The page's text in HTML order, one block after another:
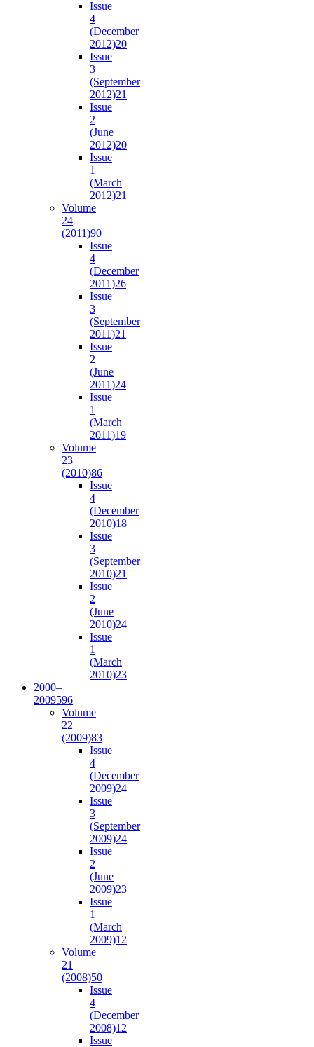
Issue
4
(December
2012)20
Issue
3
(September
2012)21
Issue
2
(June
2012)20
Issue
1
(March
2012)21
Volume
24
(2011)90
Issue
4
(December
2011)26
Issue
3
(September
2011)21
Issue
2
(June
2011)24
Issue
1
(March
2011)19
Volume
23
(2010)86
Issue
4
(December
2010)18
Issue
3
(September
2010)21
Issue
2
(June
2010)24
Issue
1
(March
2010)23
2000–
2009596
Volume
22
(2009)83
Issue
4
(December
2009)24
Issue
3
(September
2009)24
Issue
2
(June
2009)23
Issue
1
(March
2009)12
Volume
21
(2008)50
Issue
4
(December
2008)12
Issue